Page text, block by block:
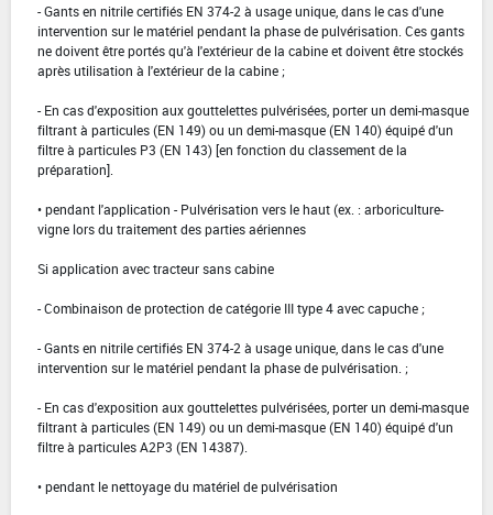
- Gants en nitrile certifiés EN 374-2 à usage unique, dans le cas d'une
intervention sur le matériel pendant la phase de pulvérisation. Ces gants
ne doivent être portés qu'à l'extérieur de la cabine et doivent être stockés
après utilisation à l'extérieur de la cabine ;
- En cas d'exposition aux gouttelettes pulvérisées, porter un demi-masque
filtrant à particules (EN 149) ou un demi-masque (EN 140) équipé d'un
filtre à particules P3 (EN 143) [en fonction du classement de la
préparation].
• pendant l'application - Pulvérisation vers le haut (ex. : arboriculture-
vigne lors du traitement des parties aériennes
Si application avec tracteur sans cabine
- Combinaison de protection de catégorie III type 4 avec capuche ;
- Gants en nitrile certifiés EN 374-2 à usage unique, dans le cas d'une
intervention sur le matériel pendant la phase de pulvérisation. ;
- En cas d'exposition aux gouttelettes pulvérisées, porter un demi-masque
filtrant à particules (EN 149) ou un demi-masque (EN 140) équipé d'un
filtre à particules A2P3 (EN 14387).
• pendant le nettoyage du matériel de pulvérisation